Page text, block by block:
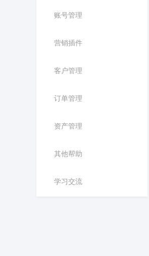
账号管理
营销插件
客户管理
订单管理
资产管理
其他帮助
学习交流